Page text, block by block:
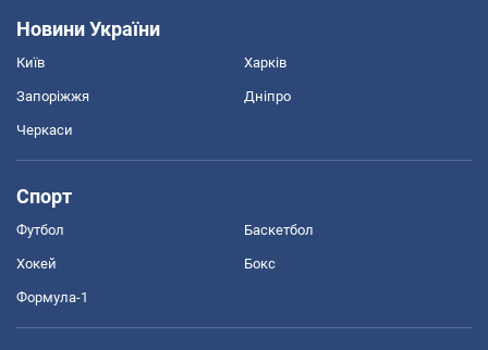
Новини України
Київ Харків
Запоріжжя Дніпро
Черкаси
Спорт
Футбол Баскетбол
Хокей Бокс
Формула-1